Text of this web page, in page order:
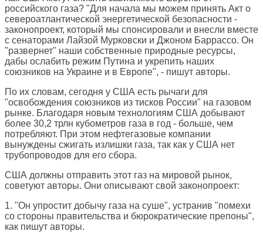
российского газа? "Для начала мы можем принять Акт о
североатлантической энергетической безопасности -
законопроект, который мы спонсировали и внесли вместе
с сенаторами Лайзой Мурковски и Джоном Баррассо. Он
"развернет" наши собственные природные ресурсы,
дабы ослабить режим Путина и укрепить наших
союзников на Украине и в Европе", - пишут авторы.
По их словам, сегодня у США есть рычаги для
"освобождения союзников из тисков России" на газовом
рынке. Благодаря новым технологиям США добывают
более 30,2 трлн кубометров газа в год - больше, чем
потребляют. При этом нефтегазовые компании
вынуждены сжигать излишки газа, так как у США нет
трубопроводов для его сбора.
США должны отправить этот газ на мировой рынок,
советуют авторы. Они описывают свой законопроект:
1. "Он упростит добычу газа на суше", устранив "помехи
со стороны правительства и бюрократические препоны",
как пишут авторы.